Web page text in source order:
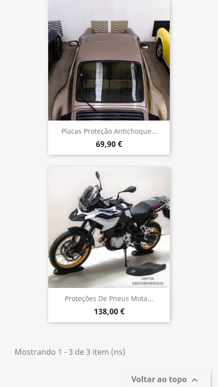
Placas Proteção Antichoque...
69,90 €
Proteções De Pneus Mota...
138,00 €
Mostrando 1 - 3 de 3 item (ns)
Voltar ao topo 